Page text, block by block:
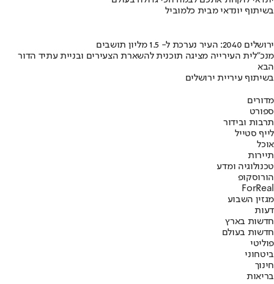
בשיתוף יונדאי מבית כלמוביל
ירושלים 2040: העיר נערכת ל- 1.5 מליון תושבים
מנכ"לית העירייה מציגה תוכנית להשארת הצעירים ובניית עתיד הדור
הבא
בשיתוף עיריית ירושלים
מדורים
ספורט
תרבות ובידור
לייף סטייל
אוכל
תיירות
טכנולוגיה ומדע
הורוסקופ
ForReal
מגזין השבוע
דעות
חדשות בארץ
חדשות בעולם
פוליטי
ביטחוני
חינוך
בריאות